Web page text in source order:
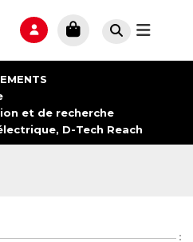
et de recherche
D-Tech Reach